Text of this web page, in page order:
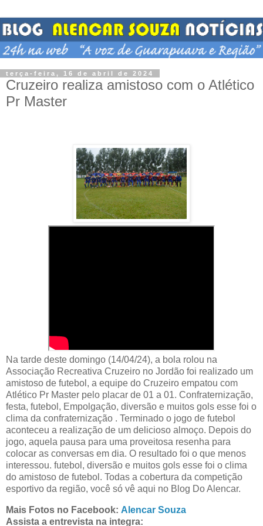
terça-feira, 16 de abril de 2024
Cruzeiro realiza amistoso com o Atlético
Pr Master
Na tarde deste domingo (14/04/24), a bola rolou na
Associação Recreativa Cruzeiro no Jordão foi realizado um
amistoso de futebol, a equipe do Cruzeiro empatou com
Atlético Pr Master pelo placar de 01 a 01. Confraternização,
festa, futebol, Empolgação, diversão e muitos gols esse foi o
clima da confraternização . Terminado o jogo de futebol
aconteceu a realização de um delicioso almoço. Depois do
jogo, aquela pausa para uma proveitosa resenha para
colocar as conversas em dia. O resultado foi o que menos
interessou. futebol, diversão e muitos gols esse foi o clima
do amistoso de futebol. Todas a cobertura da competição
esportivo da região, você só vê aqui no Blog Do Alencar.
Mais Fotos no Facebook: Alencar Souza
Assista a entrevista na integra: